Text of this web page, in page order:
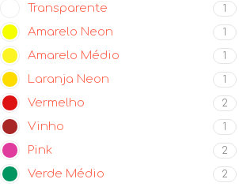
Transparente 1
Amarelo Neon 1
Amarelo Médio 1
Laranja Neon 1
Vermelho 2
Vinho 1
Pink 2
Verde Médio 2